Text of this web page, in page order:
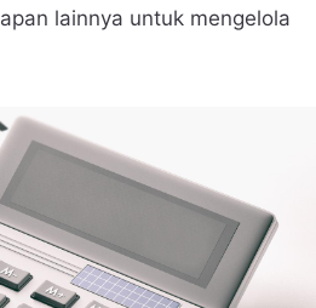
lainnya untuk mengelola